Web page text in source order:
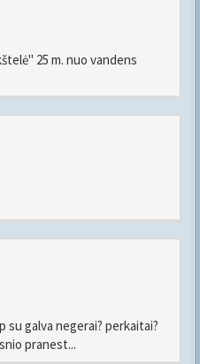
25 m. nuo vandens
galva negerai? perkaitai?
pranest...